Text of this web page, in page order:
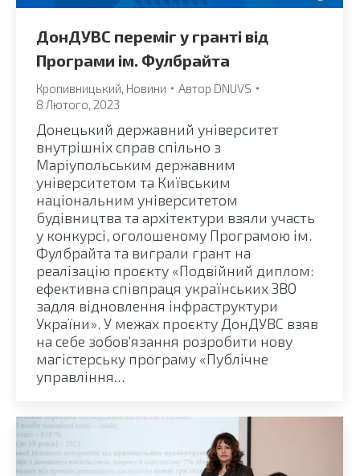
ДонДУВС переміг у гранті від
Програми ім. Фулбрайта
Кропивницький Новини Автор DNUVS
8 Лютого, 2023
Донецький державний університет
внутрішніх справ спільно з
Маріупольським державним
університетом та Київським
національним університетом
будівництва та архітектури взяли участь
у конкурсі, оголошеному Програмою ім.
Фулбрайта та виграли грант на
реалізацію проєкту «Подвійний диплом:
ефективна співпраця українських ЗВО
задля відновлення інфраструктури
України». У межах проєкту ДонДУВС взяв
на себе зобов’язання розробити нову
магістерську програму «Публічне
управління…